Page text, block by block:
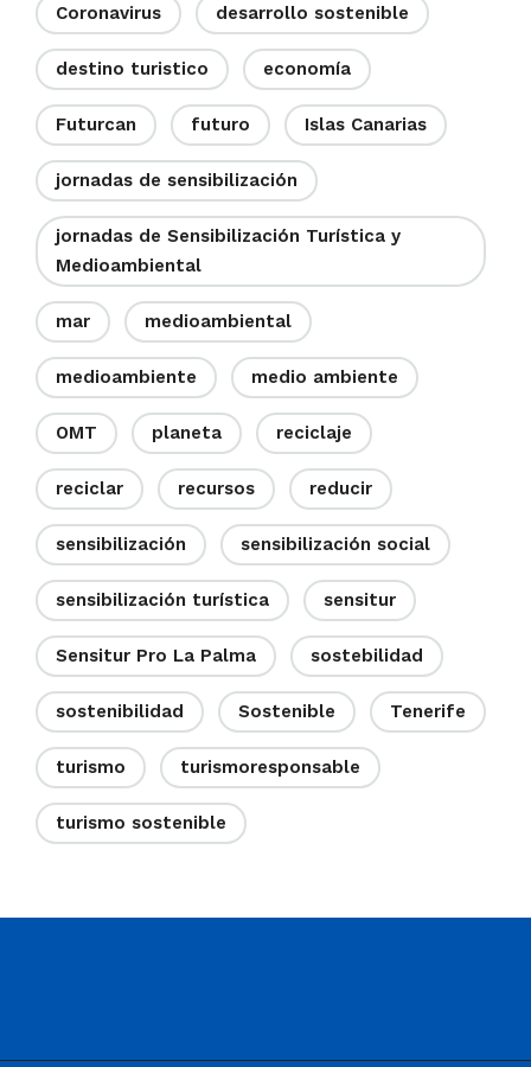
Coronavirus desarrollo sostenible
destino turistico economía
Futurcan futuro Islas Canarias
jornadas de sensibilización
jornadas de Sensibilización Turística y
Medioambiental
mar medioambiental
medioambiente medio ambiente
OMT planeta reciclaje
reciclar recursos reducir
sensibilización sensibilización social
sensibilización turística sensitur
Sensitur Pro La Palma sostebilidad
sostenibilidad Sostenible Tenerife
turismo turismoresponsable
turismo sostenible